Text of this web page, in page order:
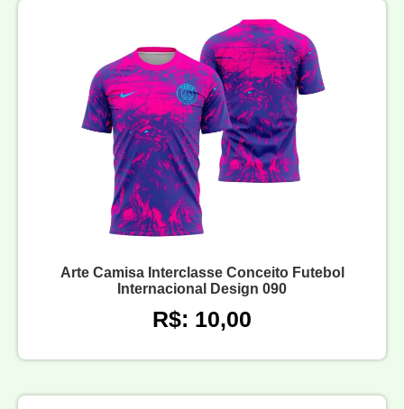
Arte Camisa Interclasse Conceito Futebol
Internacional Design 090
R$: 10,00